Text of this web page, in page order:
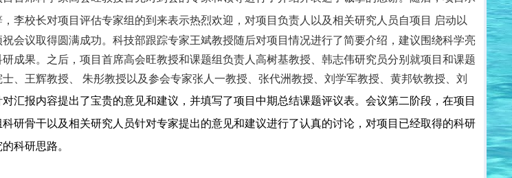
李校长对项目评估专家组的到来表示热烈欢迎，对项目负责 人以及相关研究人员自项目 启动以
会议取得圆满成功。科技部跟踪专家王斌教授随后对项目情况进行了简要介绍，建议围绕科学亮
成果。之后，项目首席高会旺教授和课题组负责人高树基教授、韩志伟研究员分别就项目和课题
、王辉教授、 朱彤教授以及参会专家张人一教授、张代洲教授、刘学军教授、黄邦钦教授、刘
对汇报内容提出了宝贵的意见和建议，并填写了项目中期总结课题评议表。会议第二阶段，在项目
研骨干以及相关研究人员针对专家提出的意见和建议进行了认真的讨论，对项目已经取得的科研
科研思路。